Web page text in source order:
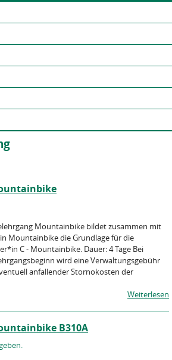
Mountainbike bildet zusammen mit
Mountainbike die Grundlage für die
C - Mountainbike. Dauer: 4 Tage Bei
wird eine Verwaltungsgebühr
anfallender Stornokosten der
Weiterlesen
B310A